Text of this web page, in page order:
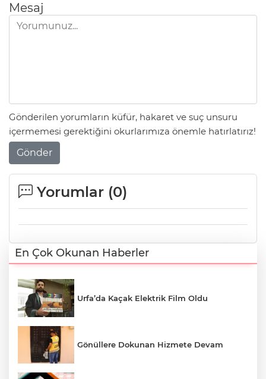
Mesaj
Gönderilen yorumların küfür, hakaret ve suç unsuru
içermemesi gerektiğini okurlarımıza önemle hatırlatırız!
Gönder
Yorumlar (0)
En Çok Okunan Haberler
Urfa’da Kaçak Elektrik Film Oldu
Gönüllere Dokunan Hizmete Devam